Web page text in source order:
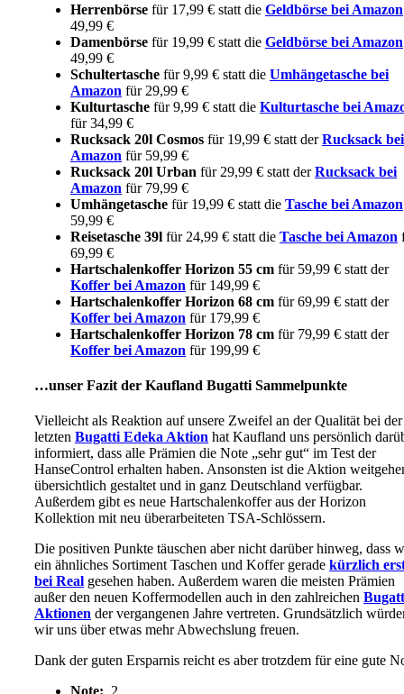
Herrenbörse für 17,99 € statt die Geldbörse bei Amazon
49,99 €
Damenbörse für 19,99 € statt die Geldbörse bei Amazon
49,99 €
Schultertasche für 9,99 € statt die Umhängetasche bei
Amazon für 29,99 €
Kulturtasche für 9,99 € statt die Kulturtasche bei
für 34,99 €
Rucksack 20l Cosmos für 19,99 € statt derRucksack bei
Amazon für 59,99 €
Rucksack 20l Urban für 29,99 € statt derRucksack bei
Amazon für 79,99 €
Umhängetasche für 19,99 € statt die Tasche bei Amazon
59,99 €
Reisetasche 39l für 24,99 € statt die Tasche bei Amazon
69,99 €
Hartschalenkoffer Horizon 55 cm für 59,99 € statt der
Koffer bei Amazon für 149,99 €
Hartschalenkoffer Horizon 68 cm für 69,99 € statt der
Koffer bei Amazon für 179,99 €
Hartschalenkoffer Horizon 78 cm für 79,99 € statt der
Koffer bei Amazon für 199,99 €
…unser Fazit der Kaufland Bugatti Sammelpunkte
Vielleicht als Reaktion auf unsere Zweifel an der Qualität bei der
letzten Bugatti Edeka Aktion hat Kaufland uns persönlich
informiert, dass alle Prämien die Note „sehr gut“ im Test der
HanseControl erhalten haben. Ansonsten ist die Aktion
übersichtlich gestaltet und in ganz Deutschland verfügbar.
Außerdem gibt es neue Hartschalenkoffer aus der Horizon
Kollektion mit neu überarbeiteten TSA-Schlössern.
Die positiven Punkte täuschen aber nicht darüber hinweg, dass
ein ähnliches Sortiment Taschen und Koffer gerade kürzlich
bei Real gesehen haben. Außerdem waren die meisten Prämien
außer den neuen Koffermodellen auch in den zahlreichen
Aktionen der vergangenen Jahre vertreten. Grundsätzlich
wir uns über etwas mehr Abwechslung freuen.
Dank der guten Ersparnis reicht es aber trotzdem für eine gute
Note: 2